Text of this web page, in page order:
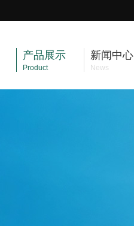
产品展示
Product
新闻中心
News